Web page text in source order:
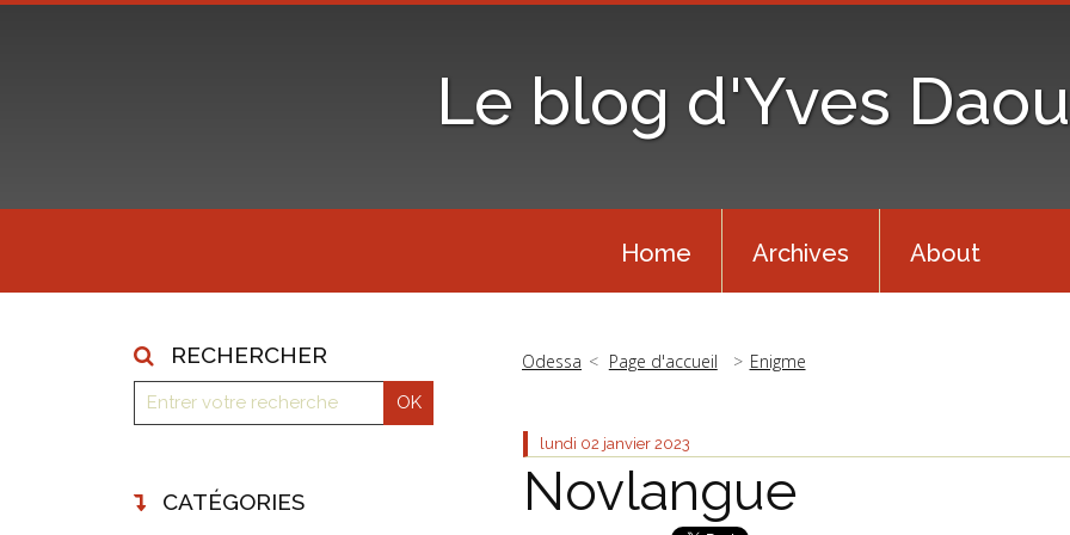
Le blog d'Yves
Home Archives About
RECHERCHER
CATÉGORIES
Odessa Page d'accueil Enigme
lundi 02 janvier 2023
Novlangue